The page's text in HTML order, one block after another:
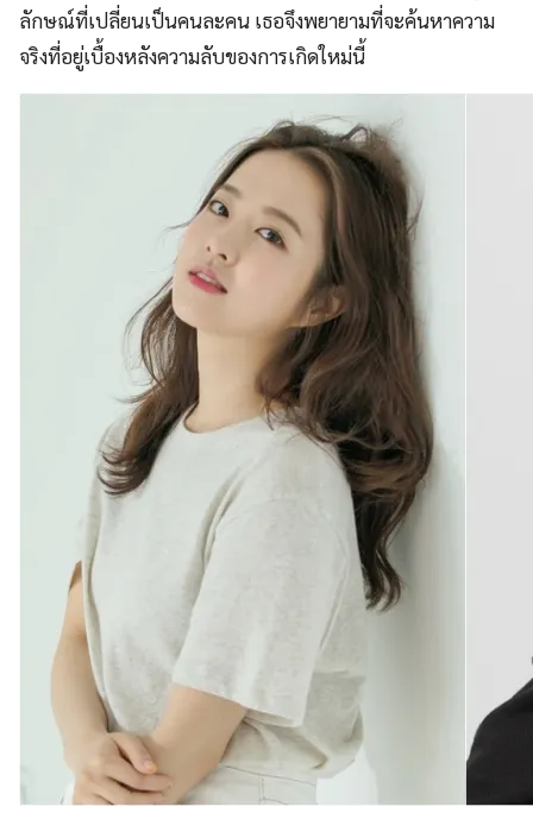
ลักษณ์ที่เปลี่ยนเป็นคนละคน เธอจึงพยายามที่จะค้นหาความ
จริงที่อยู่เบื้องหลังความลับของการเกิดใหม่นี้